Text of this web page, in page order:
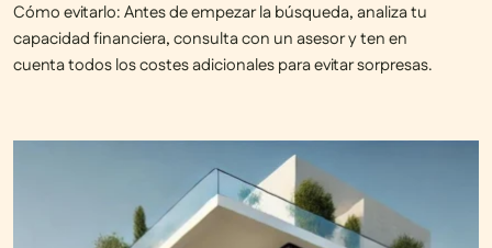
Cómo evitarlo:Antes de empezar la búsqueda, analiza tu
capacidad financiera, consulta con un asesor y ten en
cuentatodos los costes adicionalespara evitar sorpresas.